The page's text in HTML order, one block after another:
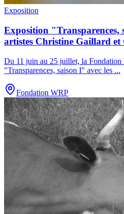
Exposition
Exposition "Transparences,
artistes Christine Gaillard
Du 11 juin au 25 juillet, la Fondation
"Transparences, saison I" avec les ...
Fondation WRP